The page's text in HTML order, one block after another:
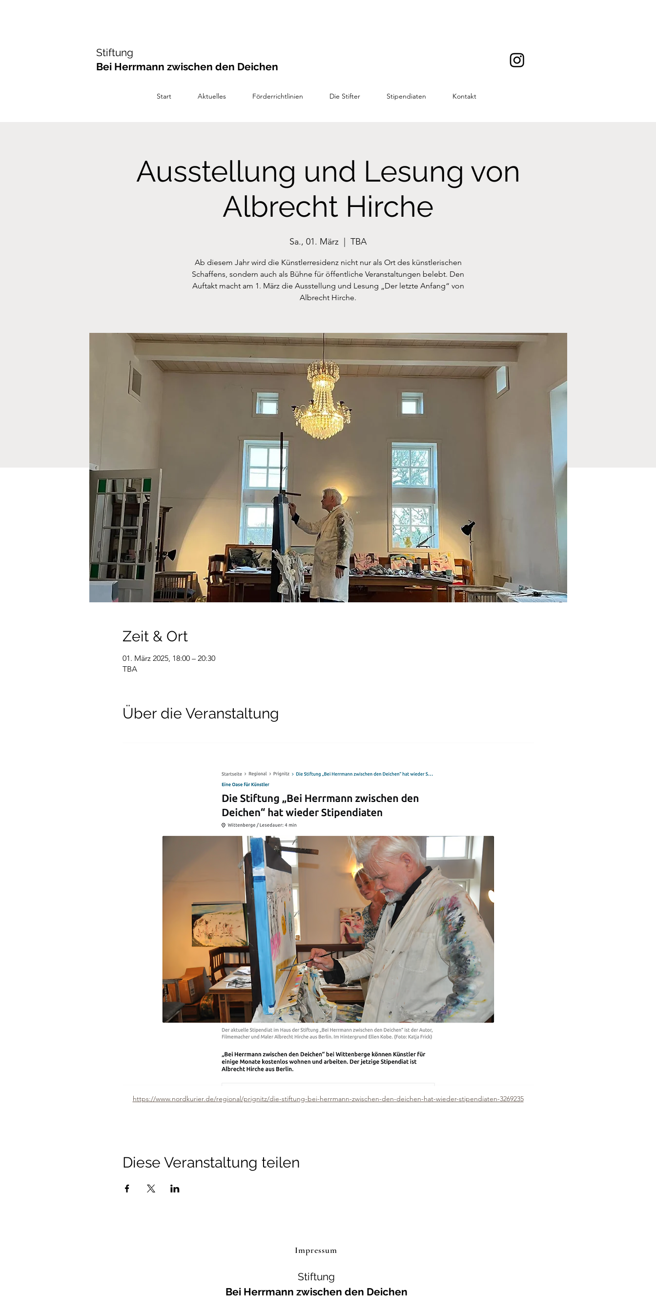
Stiftung
Bei Herrmann zwischen den Deichen
Start Aktuelles Förderrichtlinien Die Stifter Stipendiaten Kontakt
Ausstellung und Lesung von
Albrecht Hirche
Sa., 01. März TBA
Ab diesem Jahr wird die Künstlerresidenz nicht nur als Ort des künstlerischen
Schaffens, sondern auch als Bühne für öffentliche Veranstaltungen belebt. Den
Auftakt macht am 1. März die Ausstellung und Lesung „Der letzte Anfang“ von
Albrecht Hirche.
Zeit & Ort
01. März 2025, 18:00 – 20:30
TBA
Über die Veranstaltung
https://www.nordkurier.de/regional/prignitz/die-stiftung-bei-herrmann-zwischen-den-deichen-hat-wieder-stipendiaten-3269235
Diese Veranstaltung teilen
Impressum
Stiftung
Bei Herrmann zwischen den Deichen